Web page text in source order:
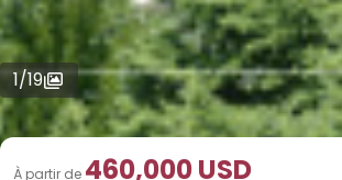
1/19
À partir de 460,000 USD